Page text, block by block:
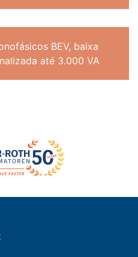
BEV, baixa
até 3.000 VA